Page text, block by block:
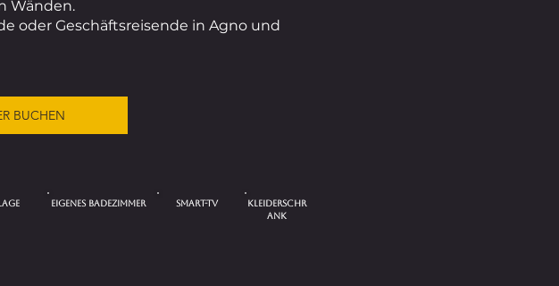
Wänden.
oder Geschäftsreisende in Agno und
BUCHEN
EIGENES BADEZIMMER Smart-TV
KLEIDERSCHR
ANK